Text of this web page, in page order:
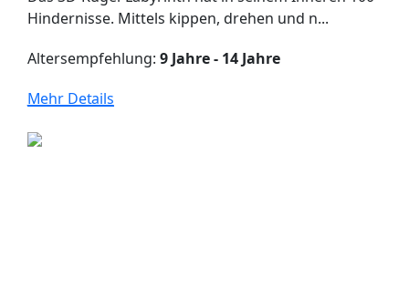
Hindernisse. Mittels kippen, drehen und n...
Altersempfehlung: 9 Jahre - 14 Jahre
Mehr Details